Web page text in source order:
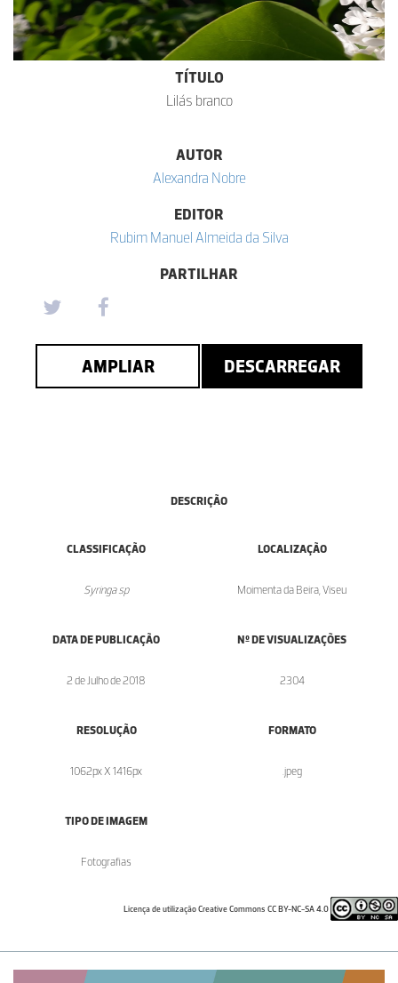
TÍTULO
Lilás branco
AUTOR
Alexandra Nobre
EDITOR
Rubim Manuel Almeida da Silva
PARTILHAR
AMPLIAR DESCARREGAR
DESCRIÇÃO
CLASSIFICAÇÃO
Syringa sp
LOCALIZAÇÃO
Moimenta da Beira, Viseu
DATA DE PUBLICAÇÃO
2 de Julho de 2018
Nº DE VISUALIZAÇÕES
2304
RESOLUÇÃO
1062px X 1416px
FORMATO
.jpeg
TIPO DE IMAGEM
Fotografias
Licença de utilização Creative Commons CC BY-NC-SA 4.0